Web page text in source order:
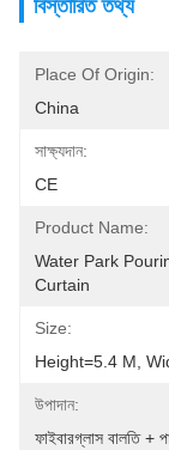
বিস্তারিত তথ্য
Place Of Origin:
China
সাক্ষ্যদান:
CE
Product Name:
Water Park
Curtain
Size:
Height=5.4 M,
উপাদান:
ফাইবারগ্লাস বালতি +